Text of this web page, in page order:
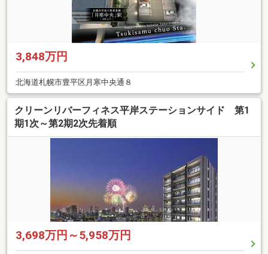
3,848万円
北海道札幌市豊平区月寒中央通８
クリーンリバーフィネス平岸ステーションサイド 第1
期1次～第2期2次先着順
3,698万円～5,958万円